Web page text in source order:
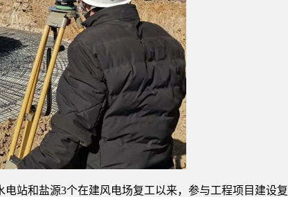
站和盐源3个在建风电场复工以来，参与工程项目建设复